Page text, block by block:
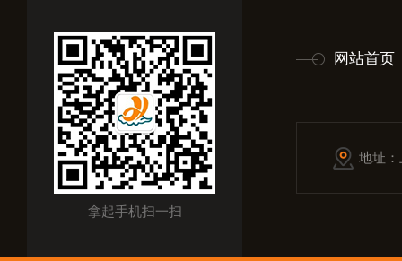
拿起手机扫一扫
网站首页
地址